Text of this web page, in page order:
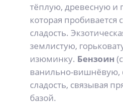
тёплую, древесную и
которая пробивается
сладость.
землистую,
изюминку. Бензоин
ванильно-вишнёвую,
сладость, связывая
базой.